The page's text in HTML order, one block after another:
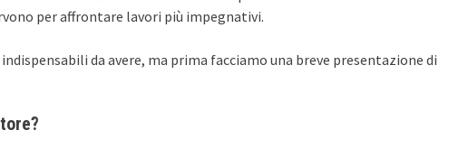
per affrontare lavori più impegnativi.
da avere, ma prima facciamo una breve presentazione di